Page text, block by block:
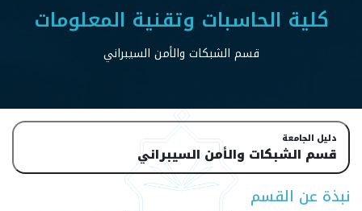
كلية الحاسبات وتقنية المعلومات
قسم الشبكات والأمن السيبراني
دليل الجامعة
قسم الشبكات والأمن السيبراني
نبذة عن القسم